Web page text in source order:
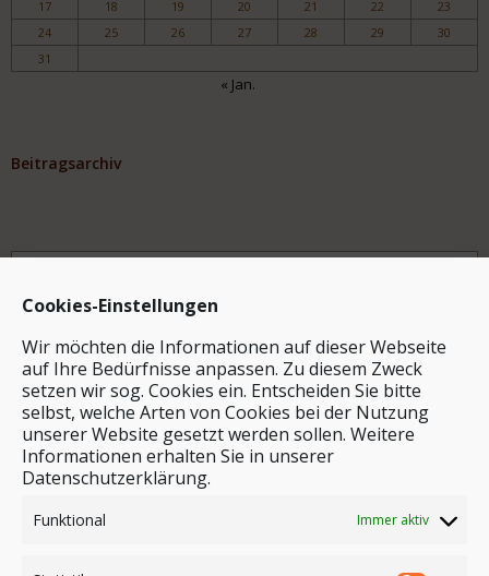
Cookies-Einstellungen
Wir möchten die Informationen auf dieser Webseite
auf Ihre Bedürfnisse anpassen. Zu diesem Zweck
setzen wir sog. Cookies ein. Entscheiden Sie bitte
selbst, welche Arten von Cookies bei der Nutzung
unserer Website gesetzt werden sollen. Weitere
Informationen erhalten Sie in unserer
Datenschutzerklärung.
Funktional Immer aktiv
17
18 19 20 21 22
23
24
25 26 27 28 29
30
31
« Jan.
Beitragsarchiv
Archiv
Stichwortsuche